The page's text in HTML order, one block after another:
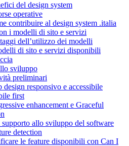
del design system
operative
contribuire al design system .italia
i modelli di sito e servizi
dell’utilizzo dei modelli
di sito e servizi disponibili
sviluppo
preliminari
design responsivo e accessibile
first
enhancement e Graceful
allo sviluppo del software
detection
le feature disponibili con Can I